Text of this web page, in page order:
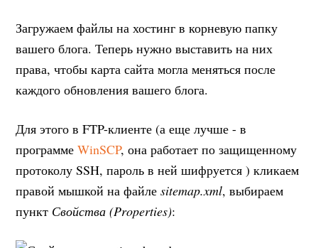
Загружаем файлы на хостинг в корневую папку
вашего блога. Теперь нужно выставить на них
права, чтобы карта сайта могла меняться после
каждого обновления вашего блога.
Для этого в FTP-клиенте (а еще лучше - в
программеWinSCP, она работает по защищенному
протоколу SSH, пароль в ней шифруется ) кликаем
правой мышкой на файлеsitemap.xml, выбираем
пункт Свойства (Properties):